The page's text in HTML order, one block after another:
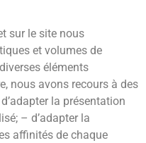
sur le site nous
et volumes de
éléments
nous avons recours à des
la présentation
– d’adapter la
affinités de chaque